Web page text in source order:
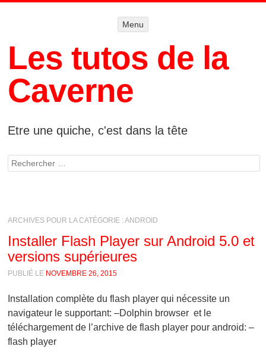
Menu
Les tutos de la
Caverne
Etre une quiche, c'est dans la tête
Rechercher
ARCHIVES POUR LA CATÉGORIE :ANDROID
Installer Flash Player sur Android 5.0 et
versions supérieures
PUBLIÉ LE NOVEMBRE 26, 2015
Installation complète du flash player qui nécessite un
navigateur le supportant: –Dolphin browser et le
téléchargement de l’archive de flash player pour android: –
flash player